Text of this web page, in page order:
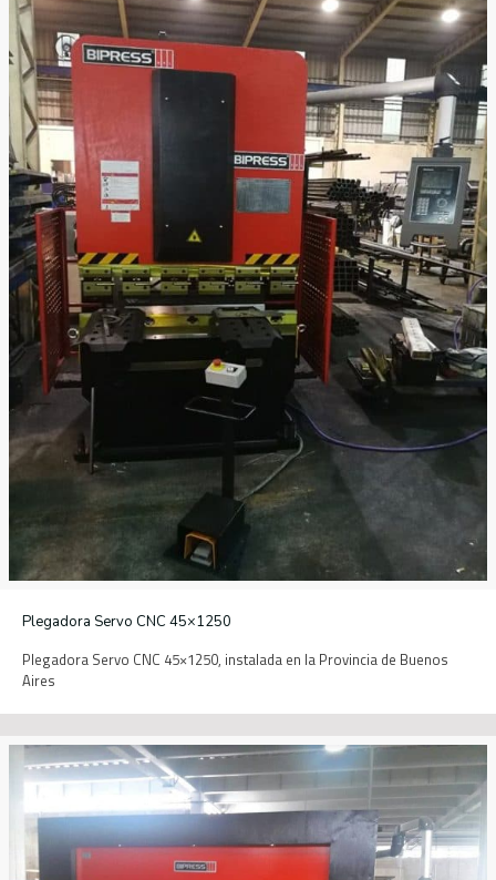
Plegadora Servo CNC 45×1250
Plegadora Servo CNC 45×1250, instalada en la Provincia de Buenos
Aires